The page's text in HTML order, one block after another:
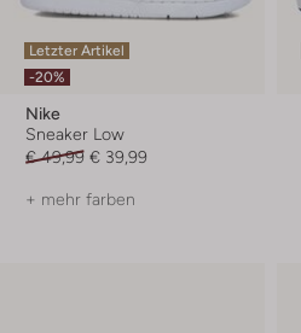
Letzter Artikel
-20%
Nike
Sneaker Low
€ 49,99 € 39,99
+ mehr farben